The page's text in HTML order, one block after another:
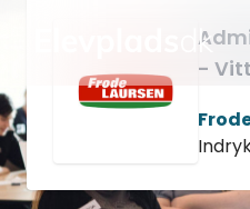
-